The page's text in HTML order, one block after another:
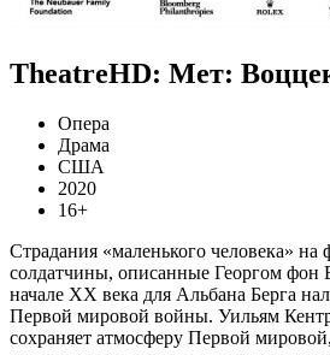
TheatreHD: Мет:
Опера
Драма
США
2020
16+
Страдания «маленького человека»
солдатчины, описанные Георгом фон
начале ХХ века для Альбана Берга
Первой мировой войны. Уильям
сохраняет атмосферу Первой